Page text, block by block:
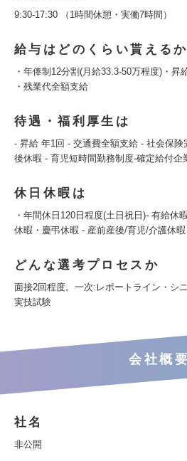
9:30-17:30 （1時間休憩・実働7時間）
給与はどのくらい貰えるか
・年俸制12分割(月給33.3-50万程度)・昇
・残業代全額支給
待遇・福利厚生は
- 昇給 年1回 - 交通費全額支給 - 社会保
後休暇 - 育児短時間勤務制度-確定給付企
休日休暇は
・年間休日120日程度(土日祝日)- 有給休
休暇・慶弔休暇 - 産前産後/育児/介護休暇
どんな選考プロセスか
面接2回程度。一次:レポートライン・シ
実技試験
会社概要
社名
非公開